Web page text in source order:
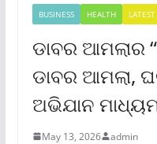
BUSINESS HEALTH LATEST
ଡାବର ଆମଲାର
ଡାବର ଆମଲା,
ଅଭିଯାନ
May 13, 2026 admin